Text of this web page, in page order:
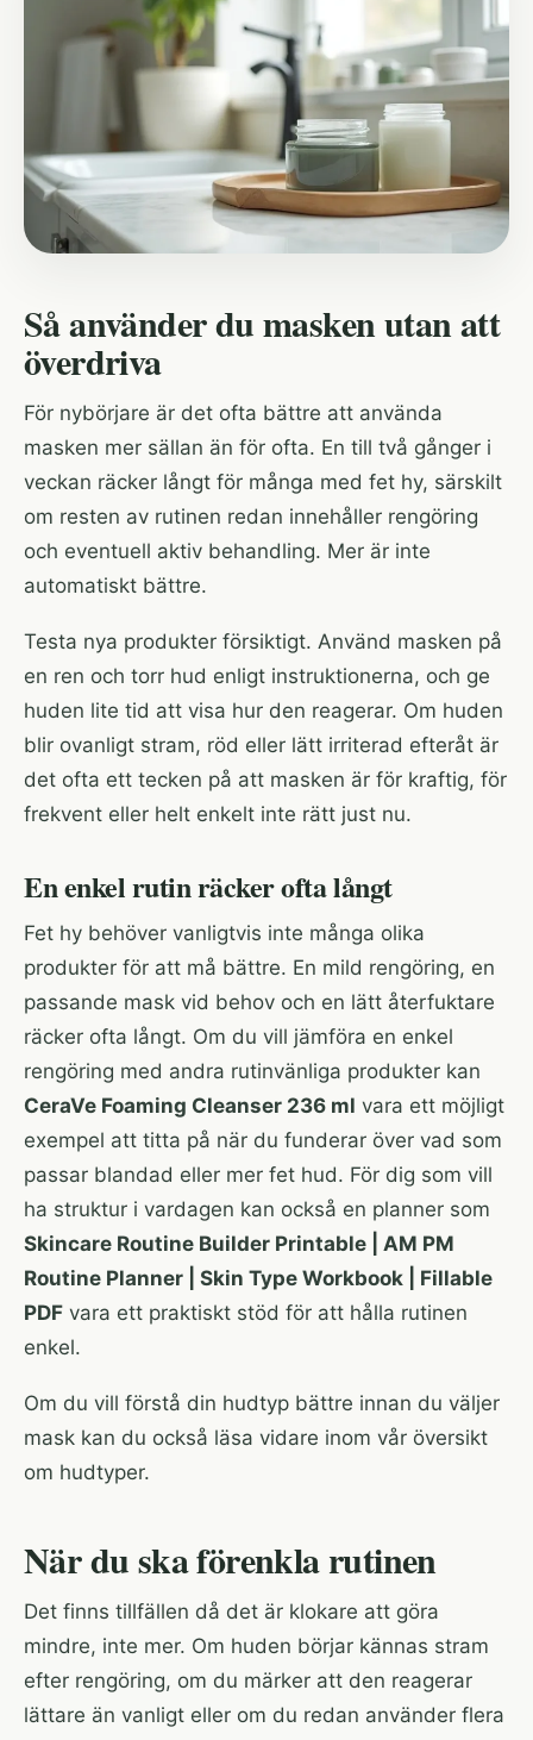
Så använder du masken utan att
överdriva
För nybörjare är det ofta bättre att använda
masken mer sällan än för ofta. En till två gånger i
veckan räcker långt för många med fet hy, särskilt
om resten av rutinen redan innehåller rengöring
och eventuell aktiv behandling. Mer är inte
automatiskt bättre.
Testa nya produkter försiktigt. Använd masken på
en ren och torr hud enligt instruktionerna, och ge
huden lite tid att visa hur den reagerar. Om huden
blir ovanligt stram, röd eller lätt irriterad efteråt är
det ofta ett tecken på att masken är för kraftig, för
frekvent eller helt enkelt inte rätt just nu.
En enkel rutin räcker ofta långt
Fet hy behöver vanligtvis inte många olika
produkter för att må bättre. En mild rengöring, en
passande mask vid behov och en lätt återfuktare
räcker ofta långt. Om du vill jämföra en enkel
rengöring med andra rutinvänliga produkter kan
CeraVe Foaming Cleanser 236 ml vara ett möjligt
exempel att titta på när du funderar över vad som
passar blandad eller mer fet hud. För dig som vill
ha struktur i vardagen kan också en planner som
Skincare Routine Builder Printable | AM PM
Routine Planner | Skin Type Workbook | Fillable
PDF vara ett praktiskt stöd för att hålla rutinen
enkel.
Om du vill förstå din hudtyp bättre innan du väljer
mask kan du också läsa vidare inom vår översikt
om hudtyper.
När du ska förenkla rutinen
Det finns tillfällen då det är klokare att göra
mindre, inte mer. Om huden börjar kännas stram
efter rengöring, om du märker att den reagerar
lättare än vanligt eller om du redan använder flera